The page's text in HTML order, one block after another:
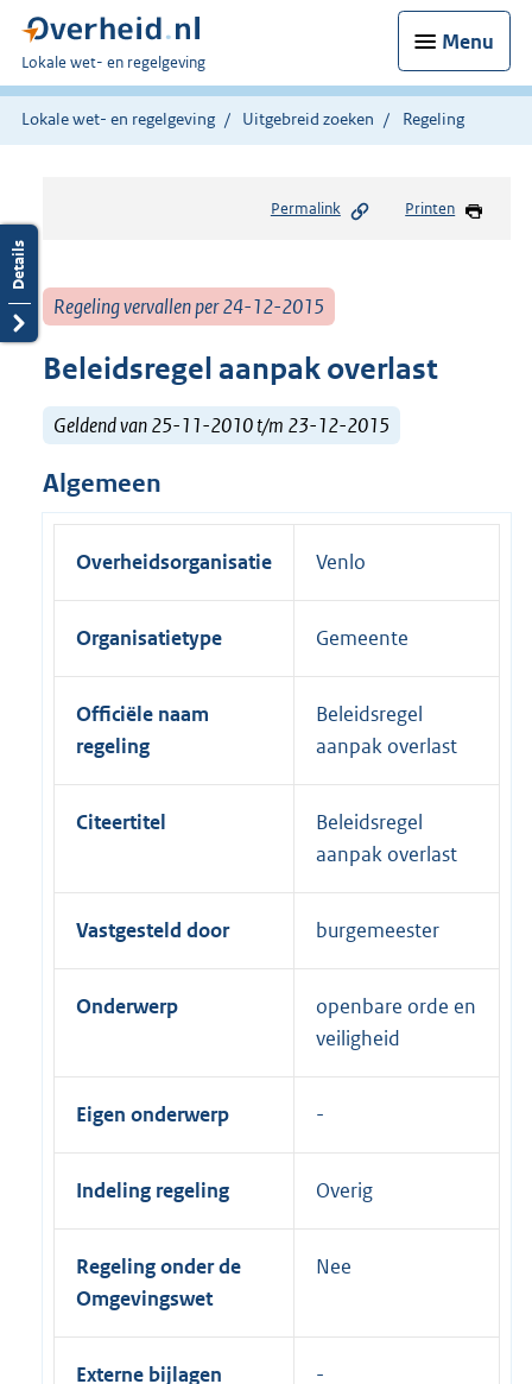
Menu
U
bent
hier:
Lokale wet- en regelgeving
Lokale wet- en regelgeving Uitgebreid zoeken Regeling
Permalink Printen
Regeling vervallen per 24-12-2015
Beleidsregel aanpak overlast
Geldend van 25-11-2010 t/m 23-12-2015
Algemeen
Overheidsorganisatie Venlo
Organisatietype Gemeente
Officiële naam
regeling
Beleidsregel
aanpak overlast
Citeertitel
Beleidsregel
aanpak overlast
Vastgesteld door burgemeester
Onderwerp
openbare orde en
veiligheid
Eigen onderwerp
Indeling regeling Overig
Regeling onder de
Omgevingswet
Nee
Externe bijlagen